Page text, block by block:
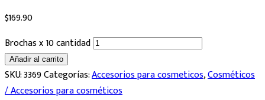
$169.90
Brochas x 10 cantidad
Añadir al carrito
SKU:3369Categorías:Accesorios para cosmeticos,Cosméticos
/ Accesorios para cosméticos